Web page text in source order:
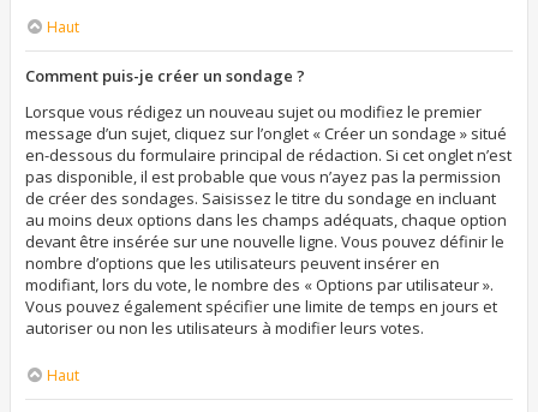
Haut
Comment puis-je créer un sondage ?
Lorsque vous rédigez un nouveau sujet ou modifiez le premier
message d’un sujet, cliquez sur l’onglet « Créer un sondage » situé
en-dessous du formulaire principal de rédaction. Si cet onglet n’est
pas disponible, il est probable que vous n’ayez pas la permission
de créer des sondages. Saisissez le titre du sondage en incluant
au moins deux options dans les champs adéquats, chaque option
devant être insérée sur une nouvelle ligne. Vous pouvez définir le
nombre d’options que les utilisateurs peuvent insérer en
modifiant, lors du vote, le nombre des « Options par utilisateur ».
Vous pouvez également spécifier une limite de temps en jours et
autoriser ou non les utilisateurs à modifier leurs votes.
Haut